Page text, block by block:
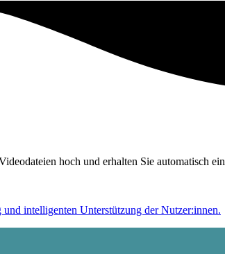
hoch und erhalten Sie automatisch ein